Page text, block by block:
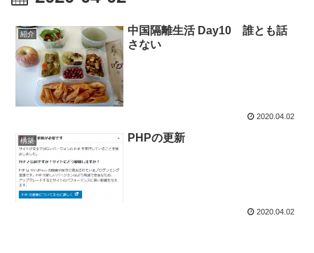
紹介
中国隔離生活 Day10 誰とも話
さない
2020.04.02
構築 PHPの更新
2020.04.02